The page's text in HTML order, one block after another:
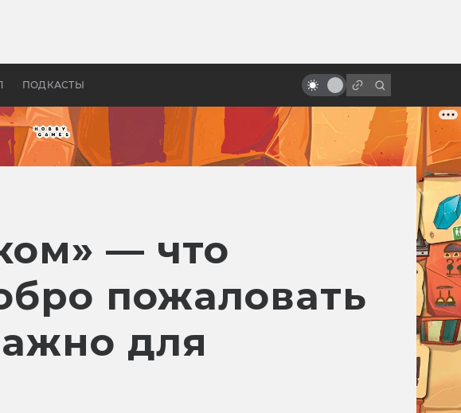
ПОДКАСТЫ
Заблуждения: Космос в кино
— что
пожаловать
для